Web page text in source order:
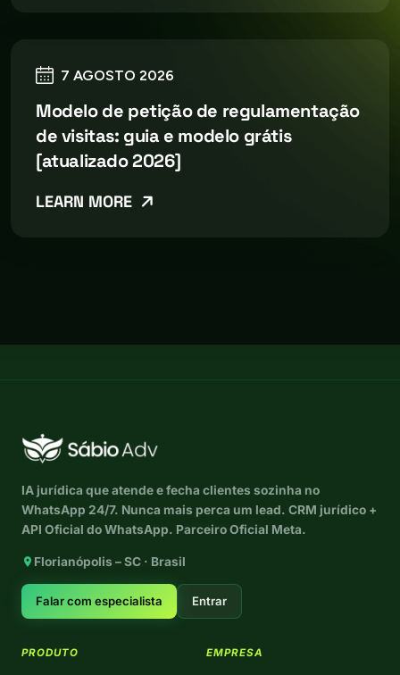
7 AGOSTO 2026
Modelo de petição de regulamentação
de visitas: guia e modelo grátis
[atualizado 2026]
LEARN MORE
IA jurídica que atende e fecha clientes sozinha no
WhatsApp 24/7. Nunca mais perca um lead. CRM jurídico +
API Oficial do WhatsApp. Parceiro Oficial Meta.
Florianópolis – SC · Brasil
Falar com especialista Entrar
PRODUTO EMPRESA